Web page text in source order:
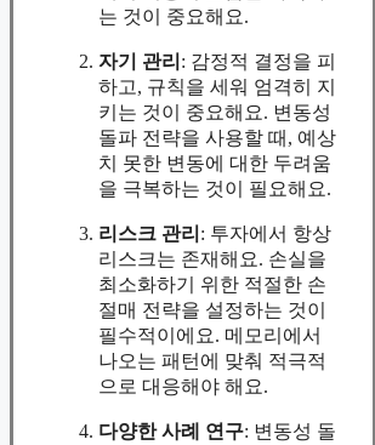
는 것이 중요해요.
자기 관리 : 감정적 결정을 피
하고, 규칙을 세워 엄격히 지
키는 것이 중요해요. 변동성
돌파 전략을 사용할 때, 예상
치 못한 변동에 대한 두려움
을 극복하는 것이 필요해요.
리스크 관리 : 투자에서 항상
리스크는 존재해요. 손실을
최소화하기 위한 적절한 손
절매 전략을 설정하는 것이
필수적이에요. 메모리에서
나오는 패턴에 맞춰 적극적
으로 대응해야 해요.
다양한 사례 연구: 변동성 돌